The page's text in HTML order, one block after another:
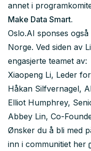
annet i
Make Data Smart.
Oslo.AI sponses også
Norge. Ved siden av
engasjerte teamet av:
Xiaopeng Li, Leder
Håkan Silfvernagel,
Elliot Humphrey,
Abbey Lin, Co-
Ønsker du å bli med
inn i communitiet her